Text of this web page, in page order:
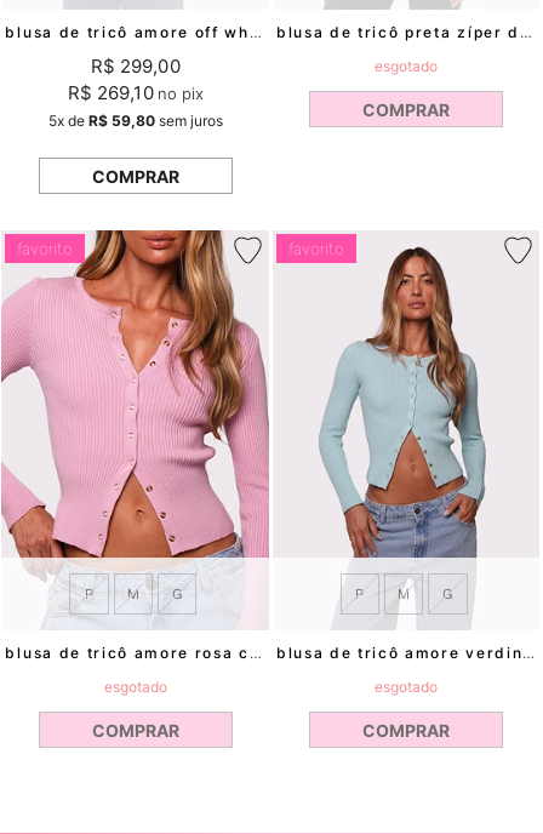
blusa de tricô amore off white mundo lolita
R$ 299,00
R$ 269,10 no pix
5xde R$ 59,80sem juros
COMPRAR
blusa de tricô preta zíper duplo mia mundo lolita
esgotado
COMPRAR
favorito
blusa de tricô amore rosa claro mundo lolita
P M G
esgotado
COMPRAR
favorito
blusa de tricô amore verdinho mundo lolita
P M G
esgotado
COMPRAR